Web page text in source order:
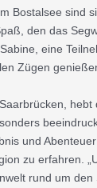
Bostalsee sind
den das
eine
Zügen
und
zu erfahren.
rund um den